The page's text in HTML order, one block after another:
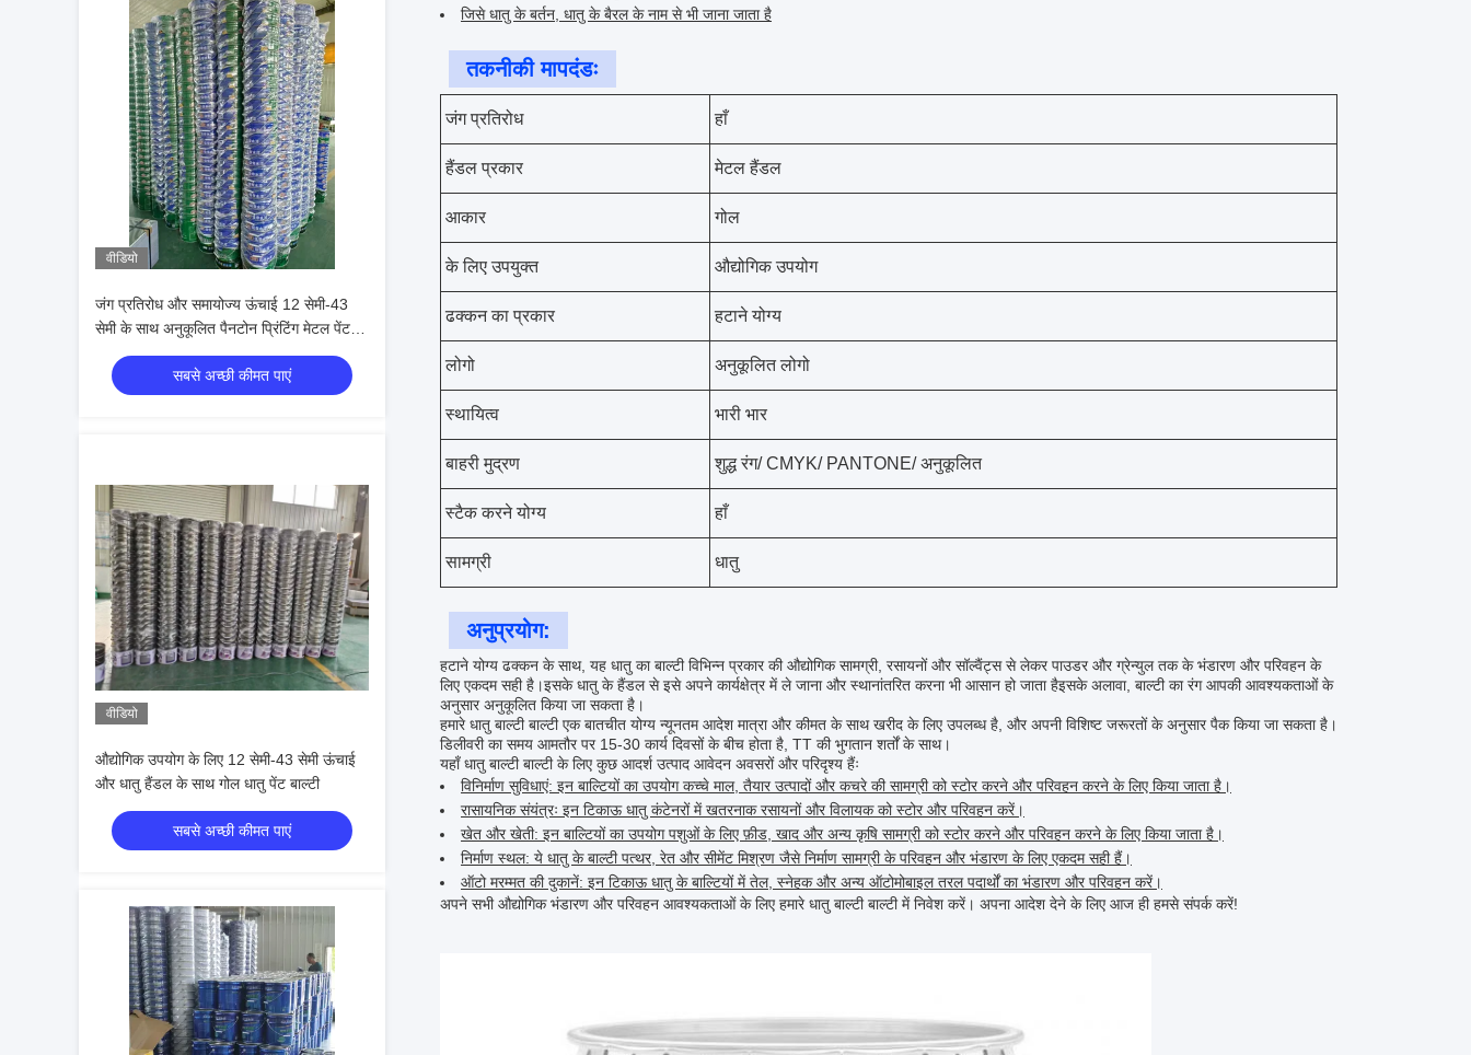
वीडियो
जंग प्रतिरोध और समायोज्य ऊंचाई 12 सेमी-43
सेमी के साथ अनुकूलित पैनटोन प्रिंटिंग मेटल पेंट
सबसे अच्छी कीमत पाएं
वीडियो
औद्योगिक उपयोग के लिए 12 सेमी-43 सेमी ऊंचाई
और धातु हैंडल के साथ गोल धातु पेंट बाल्टी
सबसे अच्छी कीमत पाएं
जिसे धातु के बर्तन, धातु के बैरल के नाम से भी जाना जाता है
तकनीकी मापदंडः
जंग प्रतिरोध हाँ
हैंडल प्रकार मेटल हैंडल
आकार गोल
के लिए उपयुक्त औद्योगिक उपयोग
ढक्कन का प्रकार हटाने योग्य
लोगो अनुकूलित लोगो
स्थायित्व भारी भार
बाहरी मुद्रण शुद्ध रंग/ CMYK/ PANTONE/ अनुकूलित
स्टैक करने योग्य हाँ
सामग्री धातु
अनुप्रयोग:
हटाने योग्य ढक्कन के साथ, यह धातु का बाल्टी विभिन्न प्रकार की औद्योगिक सामग्री, रसायनों और सॉल्वैंट्स से लेकर पाउडर और ग्रेन्युल तक के भंडारण और परिवहन के
लिए एकदम सही है।इसके धातु के हैंडल से इसे अपने कार्यक्षेत्र में ले जाना और स्थानांतरित करना भी आसान हो जाता हैइसके अलावा, बाल्टी का रंग आपकी आवश्यकताओं के
अनुसार अनुकूलित किया जा सकता है।
हमारे धातु बाल्टी बाल्टी एक बातचीत योग्य न्यूनतम आदेश मात्रा और कीमत के साथ खरीद के लिए उपलब्ध है, और अपनी विशिष्ट जरूरतों के अनुसार पैक किया जा सकता है।
डिलीवरी का समय आमतौर पर 15-30 कार्य दिवसों के बीच होता है, TT की भुगतान शर्तों के साथ।
यहाँ धातु बाल्टी बाल्टी के लिए कुछ आदर्श उत्पाद आवेदन अवसरों और परिदृश्य हैंः
विनिर्माण सुविधाएं: इन बाल्टियों का उपयोग कच्चे माल, तैयार उत्पादों और कचरे की सामग्री को स्टोर करने और परिवहन करने के लिए किया जाता है।
रासायनिक संयंत्रः इन टिकाऊ धातु कंटेनरों में खतरनाक रसायनों और विलायक को स्टोर और परिवहन करें।
खेत और खेती: इन बाल्टियों का उपयोग पशुओं के लिए फ़ीड, खाद और अन्य कृषि सामग्री को स्टोर करने और परिवहन करने के लिए किया जाता है।
निर्माण स्थल: ये धातु के बाल्टी पत्थर, रेत और सीमेंट मिश्रण जैसे निर्माण सामग्री के परिवहन और भंडारण के लिए एकदम सही हैं।
ऑटो मरम्मत की दुकानें: इन टिकाऊ धातु के बाल्टियों में तेल, स्नेहक और अन्य ऑटोमोबाइल तरल पदार्थों का भंडारण और परिवहन करें।
अपने सभी औद्योगिक भंडारण और परिवहन आवश्यकताओं के लिए हमारे धातु बाल्टी बाल्टी में निवेश करें। अपना आदेश देने के लिए आज ही हमसे संपर्क करें!